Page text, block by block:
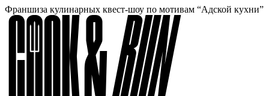
Франшиза кулинарных квест-шоу по мотивам “Адской кухни”